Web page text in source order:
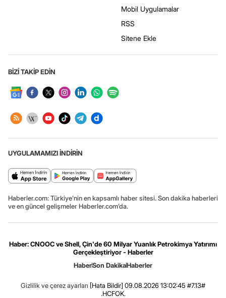
Mobil Uygulamalar
RSS
Sitene Ekle
BİZİ TAKİP EDİN
UYGULAMAMIZI İNDİRİN
Haberler.com: Türkiye’nin en kapsamlı haber sitesi. Son dakika haberleri
ve en güncel gelişmeler Haberler.com’da.
Haber: CNOOC ve Shell, Çin'de 60 Milyar Yuanlık Petrokimya Yatırımı
Gerçekleştiriyor - Haberler
HaberSon DakikaHaberler
Gizlilik ve çerez ayarları [Hata Bildir] 09.08.2026 13:02:45 #7.13#
.HCFOK.